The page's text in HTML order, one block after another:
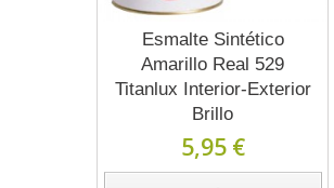
Esmalte Sintético
Amarillo Real 529
Titanlux Interior-Exterior
Brillo
5,95 €